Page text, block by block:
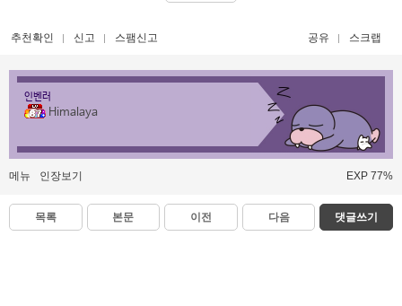
추천확인 신고 스팸신고 공유 스크랩
인벤러
Himalaya
메뉴 인장보기 EXP 77%
목록 본문 이전 다음 댓글쓰기